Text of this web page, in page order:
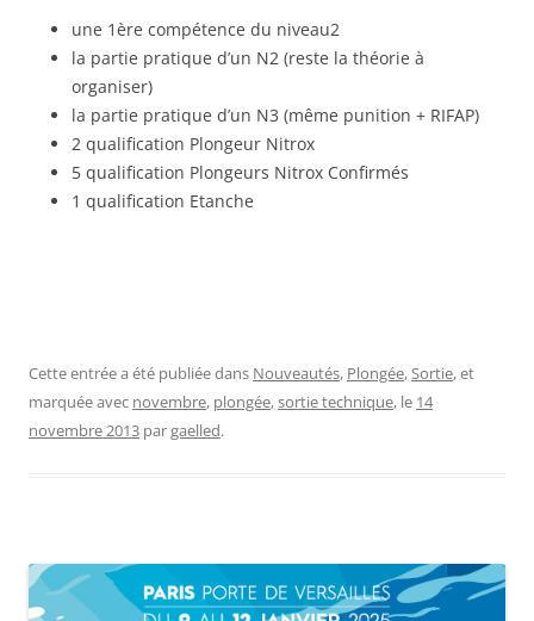
une 1ère compétence du niveau2
la partie pratique d’un N2 (reste la théorie à
organiser)
la partie pratique d’un N3 (même punition + RIFAP)
2 qualification Plongeur Nitrox
5 qualification Plongeurs Nitrox Confirmés
1 qualification Etanche
Cette entrée a été publiée dans Nouveautés, Plongée,Sortie, et
marquée avec novembre, plongée,sortie technique, le 14
novembre 2013 pargaelled.